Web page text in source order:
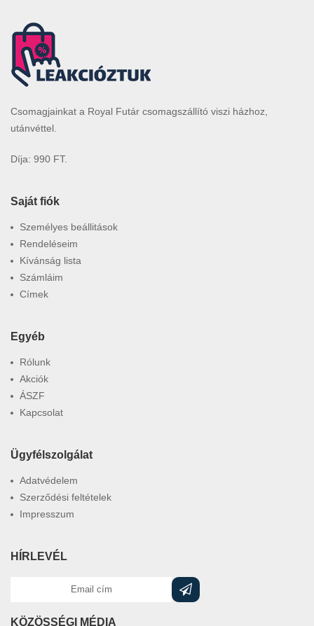
Csomagjainkat a Royal Futár csomagszállító viszi házhoz,
utánvéttel.
Díja: 990 FT.
Saját fiók
Személyes beállitások
Rendeléseim
Kívánság lista
Számláim
Címek
Egyéb
Rólunk
Akciók
ÁSZF
Kapcsolat
Ügyfélszolgálat
Adatvédelem
Szerződési feltételek
Impresszum
HÍRLEVÉL
KÖZÖSSÉGI MÉDIA